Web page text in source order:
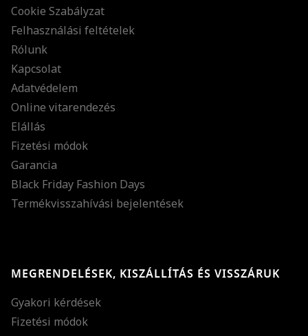
Cookie Szabályzat
Felhasználási feltételek
Rólunk
Kapcsolat
Adatvédelem
Online vitarendezés
Elállás
Fizetési módok
Garancia
Black Friday Fashion Days
Termékvisszahívási bejelentések
MEGRENDELÉSEK, KISZÁLLÍTÁS ÉS VISSZÁRUK
Gyakori kérdések
Fizetési módok